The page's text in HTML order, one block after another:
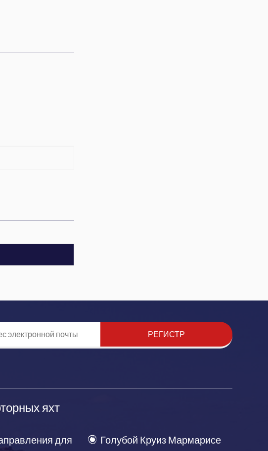
РЕГИСТР
яхт
для
Голубой Круиз Мармарисе